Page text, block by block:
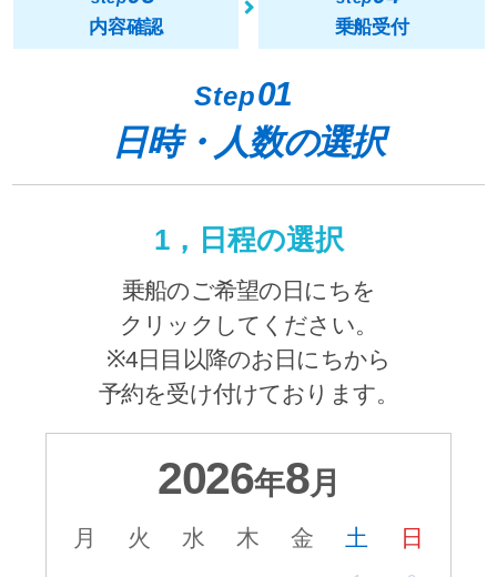
内容確認 乗船受付
Step01
日時・人数の選択
1，日程の選択
乗船のご希望の日にちを
クリックしてください。
※4日目以降のお日にちから
予約を受け付けております。
2026年8月
月 火 水 木 金 土 日